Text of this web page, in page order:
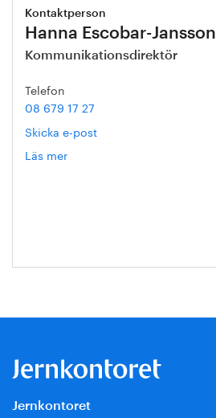
Kontaktperson
Hanna Escobar-Jansson
Kommunikationsdirektör
Telefon
08 679 17 27
Skicka e-post
Läs mer
Jernkontoret